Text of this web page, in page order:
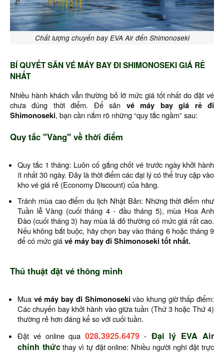
Chất lượng chuyến bay EVA Air đến Shimonoseki
BÍ QUYẾT SĂN VÉ MÁY BAY ĐI SHIMONOSEKI GIÁ RẺ
NHẤT
Nhiều hành khách vẫn thường bỏ lỡ mức giá tốt nhất do đặt vé
chưa đúng thời điểm. Để săn vé máy bay giá rẻ đi
Shimonoseki, bạn cần nắm rõ những “quy tắc ngầm” sau:
Quy tắc "Vàng" về thời điểm
Quy tắc 1 tháng: Luôn cố gắng chốt vé trước ngày khởi hành
ít nhất 30 ngày. Đây là thời điểm các đại lý có thể truy cập vào
kho vé giá rẻ (Economy Discount) của hãng.
Tránh mùa cao điểm du lịch Nhật Bản: Những thời điểm như
Tuần lễ Vàng (cuối tháng 4 - đầu tháng 5), mùa Hoa Anh
Đào (cuối tháng 3) hay mùa lá đỏ thường có mức giá rất cao.
Nếu không bắt buộc, hãy chọn bay vào tháng 6 hoặc tháng 9
để có mức giávé máy bay đi Shimonoseki tốt nhất.
Thủ thuật đặt vé thông minh
Mua vé máy bay đi Shimonosekivào khung giờ thấp điểm:
Các chuyến bay khởi hành vào giữa tuần (Thứ 3 hoặc Thứ 4)
thường rẻ hơn đáng kể so với cuối tuần.
Đặt vé online qua028.3925.6479 -Đại lý EVA Air
chính thứcthay vì tự đặt online: Nhiều người nghĩ đặt trực